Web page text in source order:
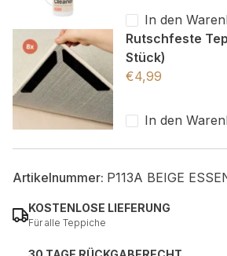
In den
Rutschfeste
Stück)
€4,99
In den
Artikelnummer: P113A BEIGE
KOSTENLOSE LIEFERUNG
Für alle Teppiche